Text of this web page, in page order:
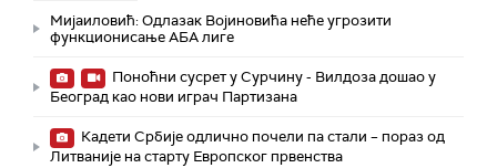
Мијаиловић: Одлазак Војиновића неће угрозити
функционисање АБА лиге
Поноћни сусрет у Сурчину - Вилдоза дошао у
Београд као нови играч Партизана
Кадети Србије одлично почели па стали – пораз од
Литваније на старту Европског првенства